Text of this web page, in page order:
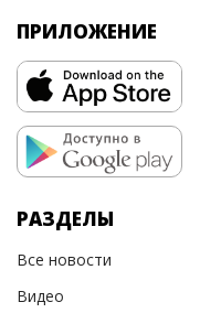
ПРИЛОЖЕНИЕ
РАЗДЕЛЫ
Все новости
Видео